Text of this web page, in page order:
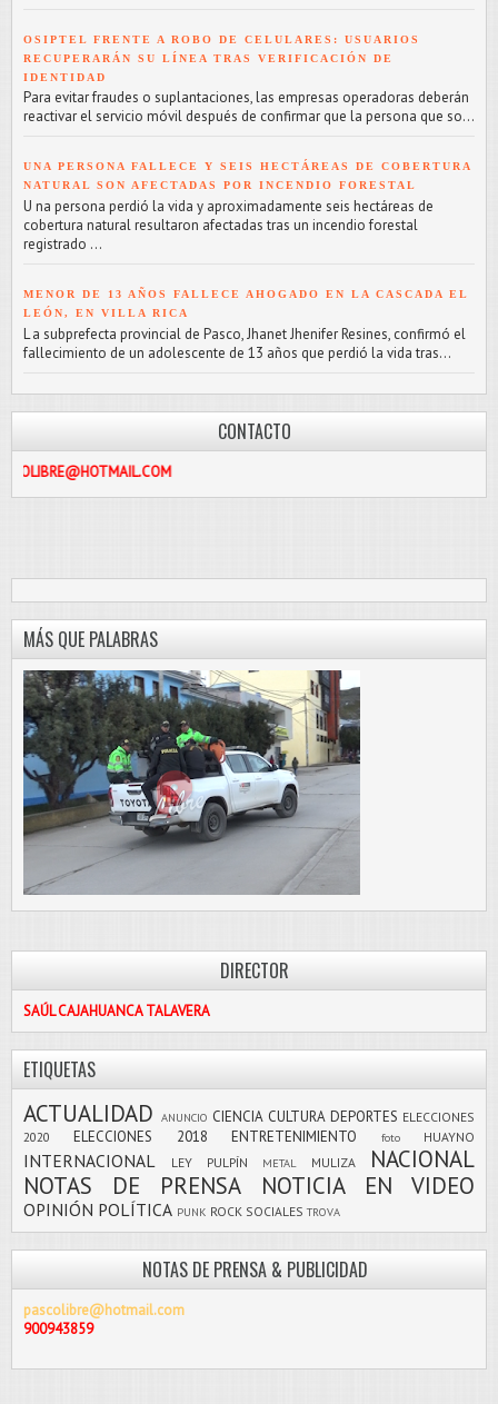
OSIPTEL FRENTE A ROBO DE CELULARES: USUARIOS
RECUPERARÁN SU LÍNEA TRAS VERIFICACIÓN DE
IDENTIDAD
Para evitar fraudes o suplantaciones, las empresas operadoras deberán
reactivar el servicio móvil después de confirmar que la persona que so...
UNA PERSONA FALLECE Y SEIS HECTÁREAS DE COBERTURA
NATURAL SON AFECTADAS POR INCENDIO FORESTAL
U na persona perdió la vida y aproximadamente seis hectáreas de
cobertura natural resultaron afectadas tras un incendio forestal
registrado ...
MENOR DE 13 AÑOS FALLECE AHOGADO EN LA CASCADA EL
LEÓN, EN VILLA RICA
L a subprefecta provincial de Pasco, Jhanet Jhenifer Resines, confirmó el
fallecimiento de un adolescente de 13 años que perdió la vida tras...
CONTACTO
MÁS QUE PALABRAS
DIRECTOR
SAÚL CAJAHUANCA TALAVERA
ETIQUETAS
ACTUALIDAD ANUNCIO CIENCIA CULTURA DEPORTES ELECCIONES
2020
ELECCIONES 2018 ENTRETENIMIENTO foto HUAYNO
INTERNACIONAL LEY PULPÍN METAL MULIZA
NACIONAL
NOTAS DE PRENSA
NOTICIA EN VIDEO
OPINIÓN POLÍTICA PUNK ROCK SOCIALES TROVA
NOTAS DE PRENSA & PUBLICIDAD
pascolibre@hotmail.com
900943859